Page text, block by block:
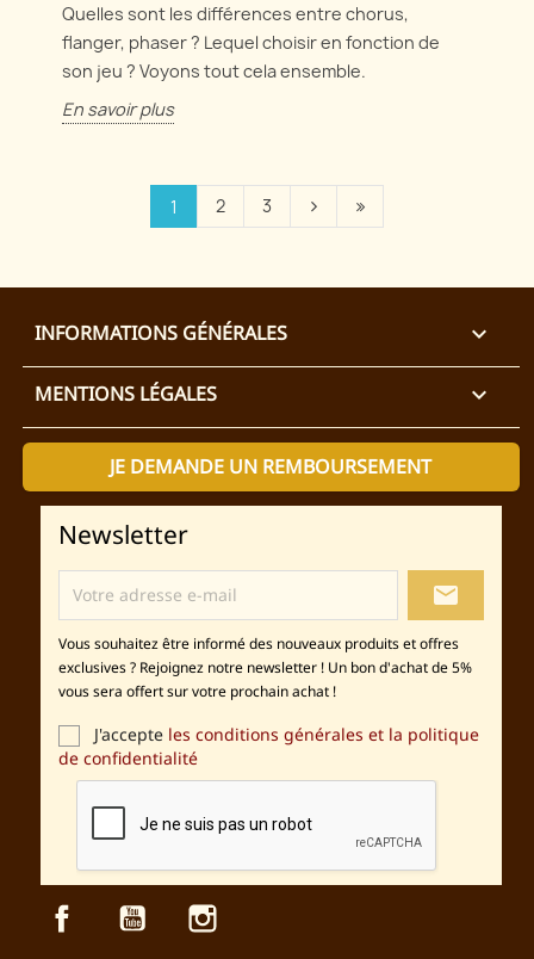
Quelles sont les différences entre chorus,
flanger, phaser ? Lequel choisir en fonction de
son jeu ? Voyons tout cela ensemble.
En savoir plus
1 2 3
INFORMATIONS GÉNÉRALES 
MENTIONS LÉGALES 
JE DEMANDE UN REMBOURSEMENT
Newsletter
local_post_office
Vous souhaitez être informé des nouveaux produits et offres
exclusives ? Rejoignez notre newsletter ! Un bon d'achat de 5%
vous sera offert sur votre prochain achat !
J'accepte les conditions générales et la politique
de confidentialité
Facebook YouTube